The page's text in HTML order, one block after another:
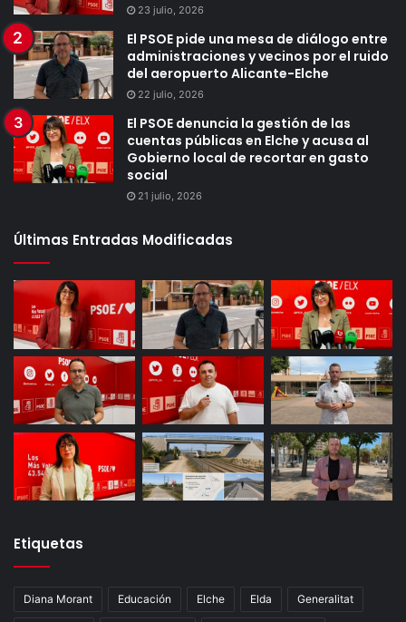
23 julio, 2026
El PSOE pide una mesa de diálogo entre
administraciones y vecinos por el ruido
del aeropuerto Alicante-Elche
22 julio, 2026
El PSOE denuncia la gestión de las
cuentas públicas en Elche y acusa al
Gobierno local de recortar en gasto
social
21 julio, 2026
Últimas Entradas Modificadas
Etiquetas
Diana Morant Educación Elche Elda Generalitat